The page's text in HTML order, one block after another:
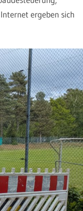
ergeben sich